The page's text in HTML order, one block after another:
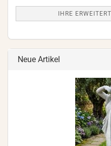
IHRE
Neue Artikel